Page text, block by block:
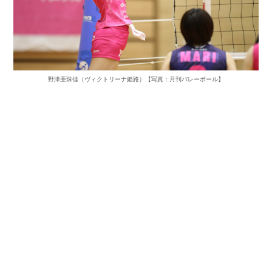
野津亜珠佳（ヴィクトリーナ姫路）【写真：月刊バレーボール】